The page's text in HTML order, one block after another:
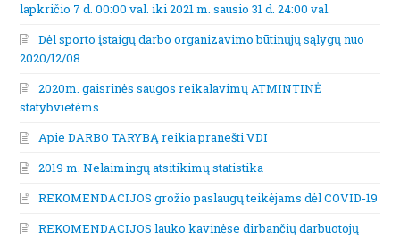
lapkričio 7 d. 00:00 val. iki 2021 m. sausio 31 d. 24:00 val.
Dėl sporto įstaigų darbo organizavimo būtinųjų sąlygų nuo
2020/12/08
2020m. gaisrinės saugos reikalavimų ATMINTINĖ
statybvietėms
Apie DARBO TARYBĄ reikia pranešti VDI
2019 m. Nelaimingų atsitikimų statistika
REKOMENDACIJOS grožio paslaugų teikėjams dėl COVID-19
REKOMENDACIJOS lauko kavinėse dirbančių darbuotojų